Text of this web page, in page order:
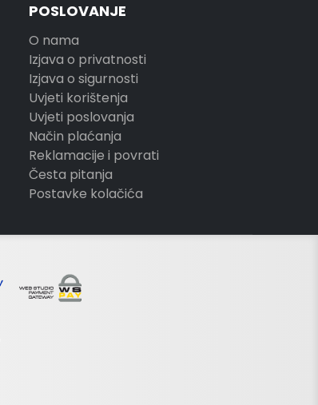
POSLOVANJE
O nama
Izjava o privatnosti
Izjava o sigurnosti
Uvjeti korištenja
Uvjeti poslovanja
Način plaćanja
Reklamacije i povrati
Česta pitanja
Postavke kolačića